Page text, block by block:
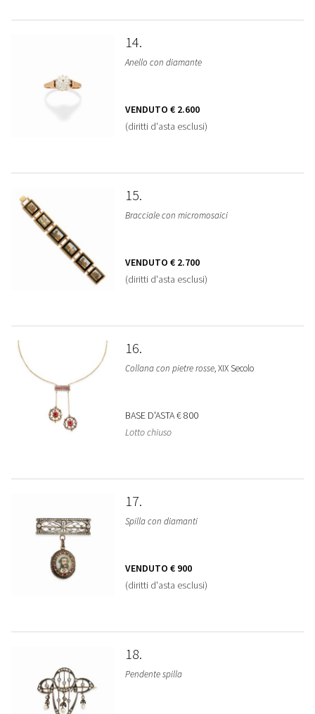
14
Anello con diamante
VENDUTO € 2.600
(diritti d'asta esclusi)
15
Bracciale con micromosaici
VENDUTO € 2.700
(diritti d'asta esclusi)
16
Collana con pietre rosse, XIX Secolo
BASE D'ASTA€ 800
Lotto chiuso
17
Spilla con diamanti
VENDUTO € 900
(diritti d'asta esclusi)
18
Pendente spilla